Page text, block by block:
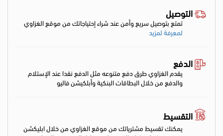
التوصيل
تمتع بتوصيل سريع وأمن عند شراء إحتياجاتك من موقع الغزاوي
لمعرفة لمزيد
الدفع
يقدم الغزاوي طرق دفع متنوعه مثل الدفع نقدا عند الإستلام
والدفع من خلال البطاقات البنكية وأبلكيشن فاليو
التقسيط
يمكنك تقسيط مشترياتك من موقع الغزاوي من خلال ابليكشن